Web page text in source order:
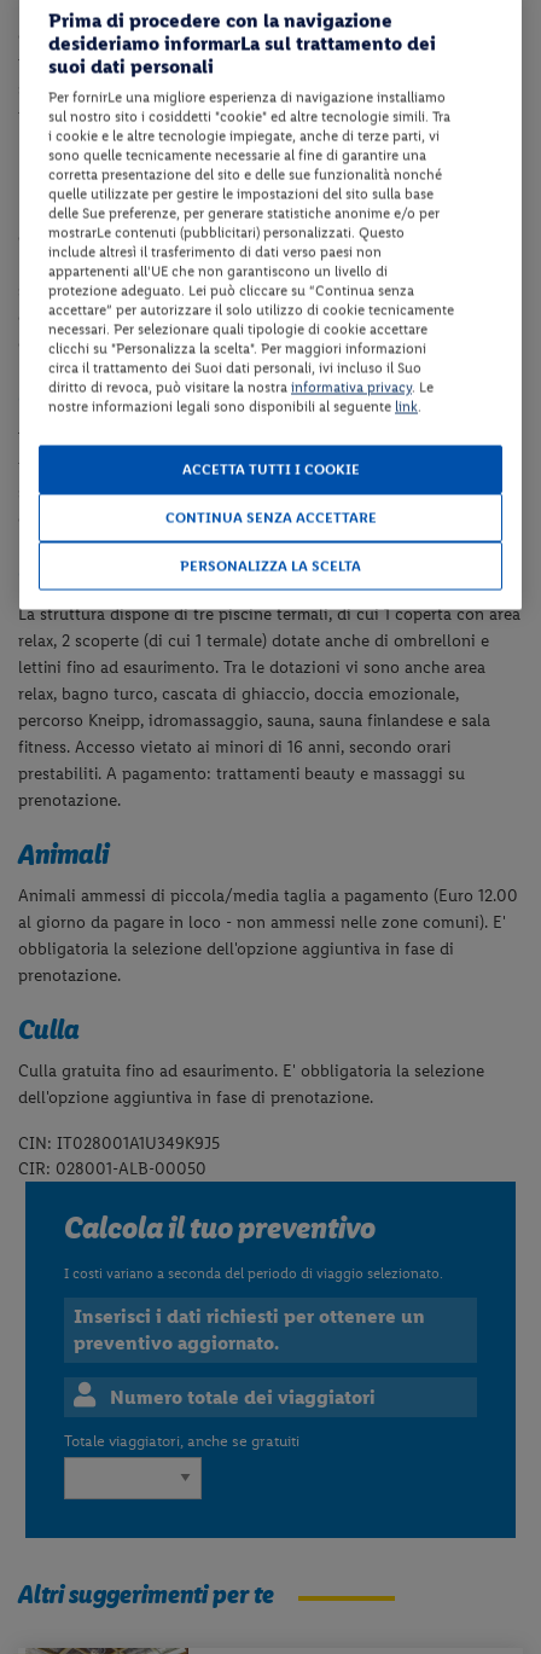
hotel raffinato. La località si trova in posizione privilegiata nel
centro del Veneto; in meno di un'ora potrete raggiungere le più
importanti città d'arte come Venezia, Verona, Padova e Vicenza,
sempre animate dal punto di vista intellettuale grazie a numerosi
musei, mostre ed incontri.
Dotazioni della struttura
La struttura dispone di reception 24h, ascensore, ristorante,
deposito biciclette, deposito bagagli, sala TV, sala congressi,
bar,ping pong, biliardo, giardino, terrazza,
seggiolone,collegamento Wi-Fi in tutta la struttura,parcheggio
esterno fino ad esaurimento. A pagamento: garage (Euro 10.00 al
giorno da pagare in loco), utilizzo del campo da tennis.
Camere
Tutte le camere sono dotate di servizi privati, aria condizionata,
telefono, TV satellitare, asciugacapelli, minibar (le consumazioni
sono a pagamento), cassaforte, collegamento internet Wi-Fi. Le
camere Classic dispongono anche di un balcone.
Centro benessere
La struttura dispone di tre piscine termali, di cui 1 coperta con area
relax, 2 scoperte (di cui 1 termale) dotate anche di ombrelloni e
lettini fino ad esaurimento. Tra le dotazioni vi sono anche area
relax, bagno turco, cascata di ghiaccio, doccia emozionale,
percorso Kneipp, idromassaggio, sauna, sauna finlandese e sala
fitness. Accesso vietato ai minori di 16 anni, secondo orari
prestabiliti. A pagamento: trattamenti beauty e massaggi su
prenotazione.
Animali
Animali ammessi di piccola/media taglia a pagamento (Euro 12.00
al giorno da pagare in loco -non ammessi nelle zone comuni). E'
obbligatoria la selezione dell'opzione aggiuntiva in fase di
prenotazione.
Culla
Culla gratuita fino ad esaurimento. E' obbligatoria la selezione
dell'opzione aggiuntiva in fase di prenotazione.
CIN: IT028001A1U349K9J5
CIR: 028001-ALB-00050
Calcola il tuo preventivo
I costi variano a seconda del periodo di viaggio selezionato.
Inserisci i dati richiesti per ottenere un
preventivo aggiornato.
Numero totale dei viaggiatori
Totale viaggiatori, anche se gratuiti
Altri suggerimenti per te
Prima di procedere con la navigazione
desideriamo informarLa sul trattamento dei
suoi dati personali
Per fornirLe una migliore esperienza di navigazione installiamo
sul nostro sito i cosiddetti "cookie" ed altre tecnologie simili. Tra
i cookie e le altre tecnologie impiegate, anche di terze parti, vi
sono quelle tecnicamente necessarie al fine di garantire una
corretta presentazione del sito e delle sue funzionalità nonché
quelle utilizzate per gestire le impostazioni del sito sulla base
delle Sue preferenze, per generare statistiche anonime e/o per
mostrarLe contenuti (pubblicitari) personalizzati. Questo
include altresì il trasferimento di dati verso paesi non
appartenenti all'UE che non garantiscono un livello di
protezione adeguato. Lei può cliccare su “Continua senza
accettare” per autorizzare il solo utilizzo di cookie tecnicamente
necessari. Per selezionare quali tipologie di cookie accettare
clicchi su "Personalizza la scelta". Per maggiori informazioni
circa il trattamento dei Suoi dati personali, ivi incluso il Suo
diritto di revoca, può visitare la nostra informativa privacy. Le
nostre informazioni legali sono disponibili al seguente link.
ACCETTA TUTTI I COOKIE
CONTINUA SENZA ACCETTARE
PERSONALIZZA LA SCELTA